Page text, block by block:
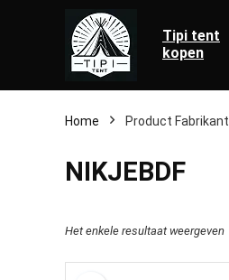
Tipi tent
kopen
Home Product Fabrikant
‎NIKJEBDF
Het enkele resultaat weergeven